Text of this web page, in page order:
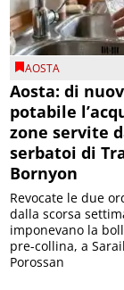
AOSTA
Aosta: di
potabile
zone servite
serbatoi di
Bornyon
Revocate le due
dalla scorsa
imponevano la
pre-collina, a
Porossan